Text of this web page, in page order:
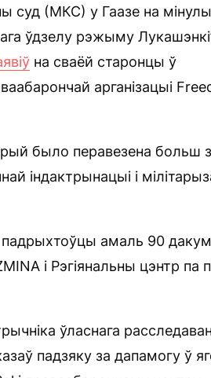
суд (МКС) у Гаазе на
ўдзелу рэжыму
на сваёй старонцы ў
арганізацыі
было перавезена больш
індактрынацыі і
амаль 90
і Рэгіянальны цэнтр па
ўласнага
падзяку за дапамогу ў